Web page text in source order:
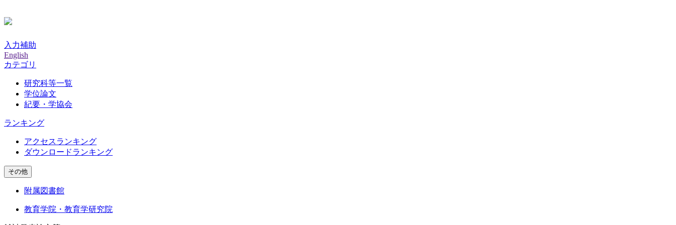
入力補助
English
カテゴリ
研究科等一覧
学位論文
紀要・学協会
ランキング
アクセスランキング
ダウンロードランキング
その他
附属図書館
教育学院・教育学研究院